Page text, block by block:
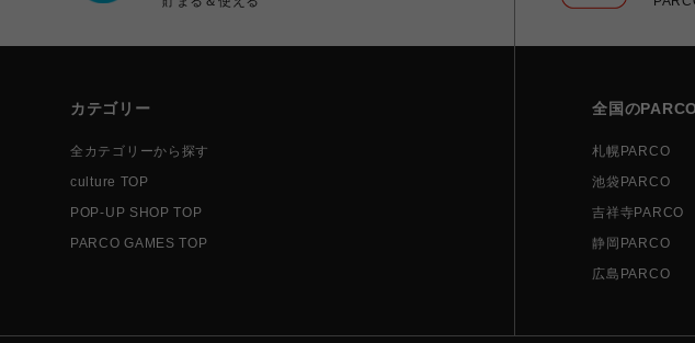
カテゴリー
全カテゴリーから探す
culture TOP
POP-UP SHOP TOP
PARCO GAMES TOP
全国の
札幌PARCO
池袋PARCO
吉祥寺PARCO
静岡PARCO
広島PARCO